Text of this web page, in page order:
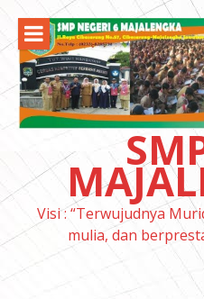
konten
Visi : “Terwujudnya
mulia, dan